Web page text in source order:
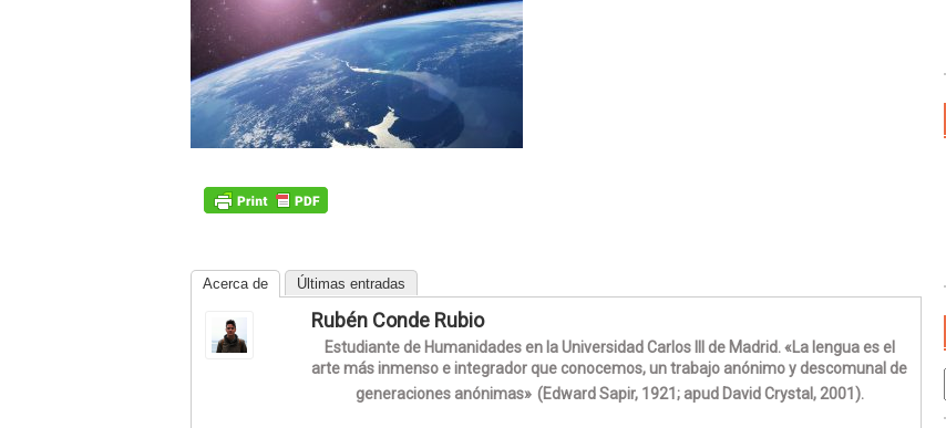
Acerca de Últimas entradas
Rubén Conde Rubio
Estudiante de Humanidades en la Universidad Carlos III de Madrid. «La lengua es el
arte más inmenso e integrador que conocemos, un trabajo anónimo y descomunal de
generaciones anónimas» (Edward Sapir, 1921; apud David Crystal, 2001).